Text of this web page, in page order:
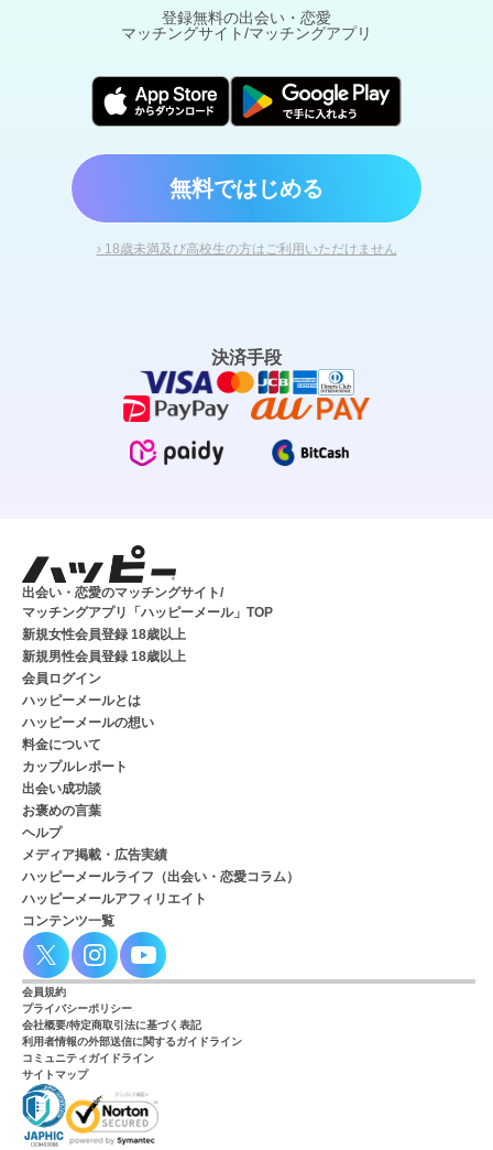
登録無料の出会い・恋愛
マッチングサイト/マッチングアプリ
無料ではじめる
› 18歳未満及び高校生の方はご利用いただけません
決済手段
出会い・恋愛のマッチングサイト/
マッチングアプリ「ハッピーメール」TOP
新規女性会員登録 18歳以上
新規男性会員登録 18歳以上
会員ログイン
ハッピーメールとは
ハッピーメールの想い
料金について
カップルレポート
出会い成功談
お褒めの言葉
ヘルプ
メディア掲載・広告実績
ハッピーメールライフ（出会い・恋愛コラム）
ハッピーメールアフィリエイト
コンテンツ一覧
会員規約
プライバシーポリシー
会社概要/特定商取引法に基づく表記
利用者情報の外部送信に関するガイドライン
コミュニティガイドライン
サイトマップ